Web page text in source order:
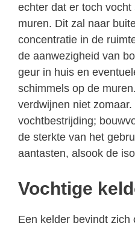
echter dat er toch
muren. Dit zal naar
concentratie in de
de aanwezigheid van
geur in huis en
schimmels op de
verdwijnen niet
vochtbestrijding;
de sterkte van het
aantasten, alsook de
Vochtige
Een kelder bevindt